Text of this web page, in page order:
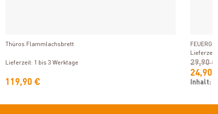
Thüros Flammlachsbrett
Lieferzeit: 1 bis 3 Werktage
119,90 €
24,90
29,90 €
Inhalt: